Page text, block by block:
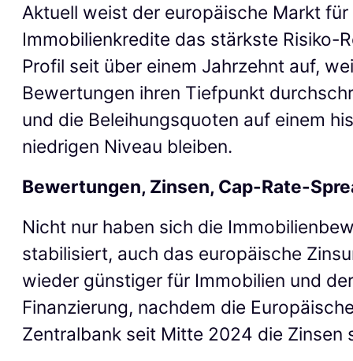
Aktuell weist der europäische Markt für
Immobilienkredite das stärkste Risiko-
Profil seit über einem Jahrzehnt auf,
Bewertungen ihren Tiefpunkt
und die Beleihungsquoten auf einem
niedrigen Niveau bleiben.
Bewertungen, Zinsen, Cap-Rate-
Nicht nur haben sich die
stabilisiert, auch das europäische
wieder günstiger für Immobilien und
Finanzierung, nachdem die
Zentralbank seit Mitte 2024 die Zinsen